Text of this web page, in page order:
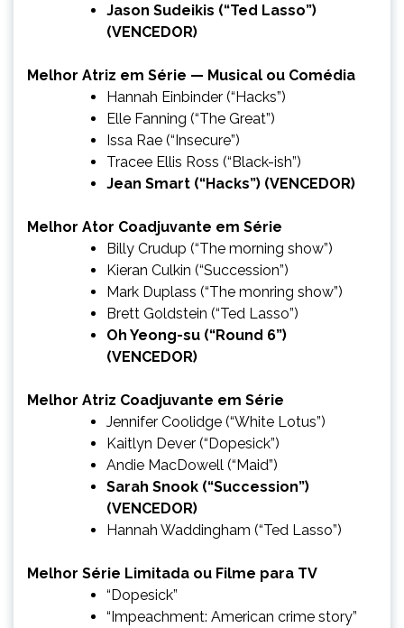
Jason Sudeikis (“Ted Lasso”)
(VENCEDOR)
Melhor Atriz em Série — Musical ou Comédia
Hannah Einbinder (“Hacks”)
Elle Fanning (“The Great”)
Issa Rae (“Insecure”)
Tracee Ellis Ross (“Black-ish”)
Jean Smart (“Hacks”) (VENCEDOR)
Melhor Ator Coadjuvante em Série
Billy Crudup (“The morning show”)
Kieran Culkin (“Succession”)
Mark Duplass (“The monring show”)
Brett Goldstein (“Ted Lasso”)
Oh Yeong-su (“Round 6”)
(VENCEDOR)
Melhor Atriz Coadjuvante em Série
Jennifer Coolidge (“White Lotus”)
Kaitlyn Dever (“Dopesick”)
Andie MacDowell (“Maid”)
Sarah Snook (“Succession”)
(VENCEDOR)
Hannah Waddingham (“Ted Lasso”)
Melhor Série Limitada ou Filme para TV
“Dopesick”
“Impeachment: American crime story”